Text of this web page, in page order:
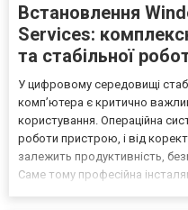
Встановлення
Services:
та стабільної
У цифровому середовищі
комп’ютера є критично
користування. Операційна
роботи пристрою, і від
залежить продуктивність,
Саме тому професійна